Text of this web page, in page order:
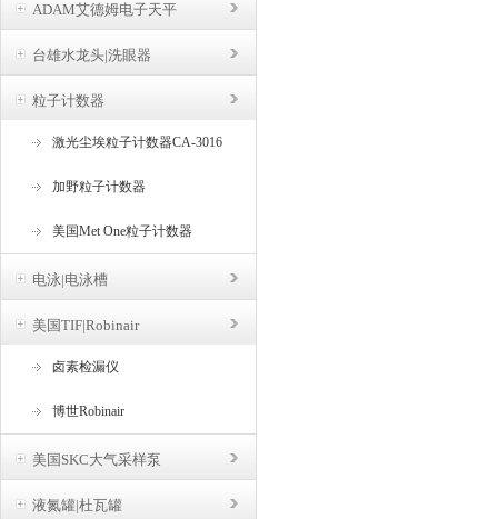
ADAM艾德姆电子天平
台雄水龙头|洗眼器
粒子计数器
激光尘埃粒子计数器CA-3016
加野粒子计数器
美国Met One粒子计数器
电泳|电泳槽
美国TIF|Robinair
卤素检漏仪
博世Robinair
美国SKC大气采样泵
液氮罐|杜瓦罐